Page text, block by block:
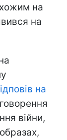
на
на
на
війни,